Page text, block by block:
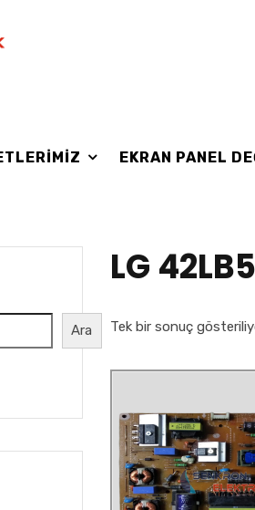
EKRAN PANEL
LG
Tek bir sonuç
Ara